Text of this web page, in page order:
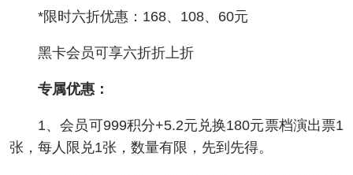
*限时六折优惠：168、108、60元
黑卡会员可享六折折上折
专属优惠：
1、会员可999积分+5.2元兑换180元票档演出票1
张，每人限兑1张，数量有限，先到先得。